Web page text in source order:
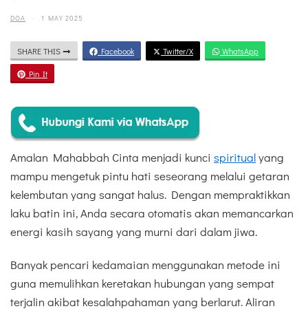
DOA · 1 MAY 2025
SHARE THIS Facebook Twitter/X WhatsApp
Pin It
Amalan Mahabbah Cinta menjadi kunci spiritualyang
mampu mengetuk pintu hati seseorang melalui getaran
kelembutan yang sangat halus. Dengan mempraktikkan
laku batin ini, Anda secara otomatis akan memancarkan
energi kasih sayang yang murni dari dalam jiwa.
Banyak pencari kedamaian menggunakan metode ini
guna memulihkan keretakan hubungan yang sempat
terjalin akibat kesalahpahaman yang berlarut. Aliran